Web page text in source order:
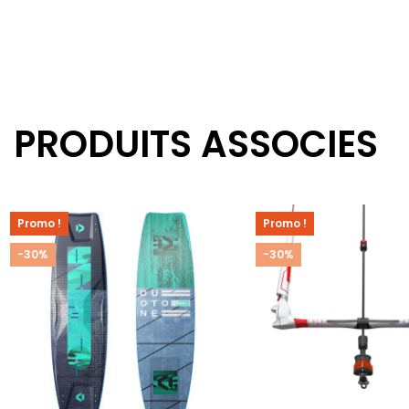
PRODUITS ASSOCIES
Promo !
-30%
Promo !
-30%